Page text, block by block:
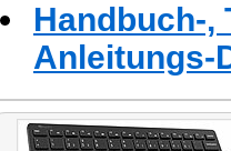
Handbuch-,
Anleitungs-